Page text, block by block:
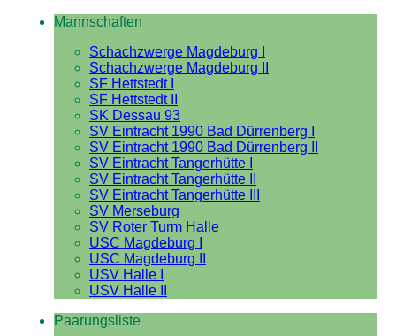
Mannschaften
Schachzwerge Magdeburg I
Schachzwerge Magdeburg II
SF Hettstedt I
SF Hettstedt II
SK Dessau 93
SV Eintracht 1990 Bad Dürrenberg I
SV Eintracht 1990 Bad Dürrenberg II
SV Eintracht Tangerhütte I
SV Eintracht Tangerhütte II
SV Eintracht Tangerhütte III
SV Merseburg
SV Roter Turm Halle
USC Magdeburg I
USC Magdeburg II
USV Halle I
USV Halle II
Paarungsliste